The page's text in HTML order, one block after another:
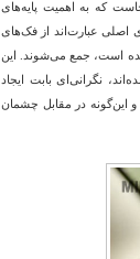
که به اهمیت پایه‌های
اصلی عبارت‌اند از فک‌های
که درون آن تعبیه‌ شده است، جمع می‌شوند. این
نگرانی‌ای بابت ایجاد
این‌گونه در مقابل چشمان